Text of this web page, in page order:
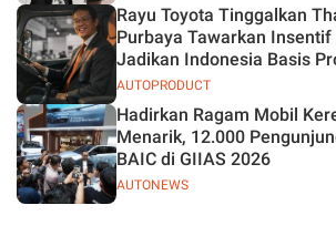
AUTOPRODUCT
Rayu Toyota Tinggalkan
Purbaya Tawarkan Insentif
Jadikan Indonesia Basis
AUTONEWS
Hadirkan Ragam Mobil
Menarik, 12.000
BAIC di GIIAS 2026